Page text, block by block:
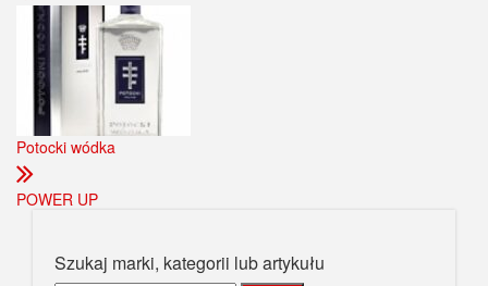
Potocki wódka
POWER UP
Szukaj marki, kategorii lub artykułu